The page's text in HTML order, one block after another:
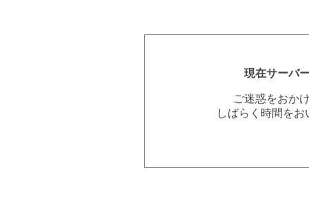
現在サーバ
ご迷惑をおか
しばらく時間を